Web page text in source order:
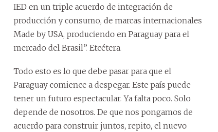
IED en un triple acuerdo de integración de
producción y consumo, de marcas internacionales
Made by USA, produciendo en Paraguay para el
mercado del Brasil”. Etcétera.
Todo esto es lo que debe pasar para que el
Paraguay comience a despegar. Este país puede
tener un futuro espectacular. Ya falta poco. Solo
depende de nosotros. De que nos pongamos de
acuerdo para construir juntos, repito, el nuevo